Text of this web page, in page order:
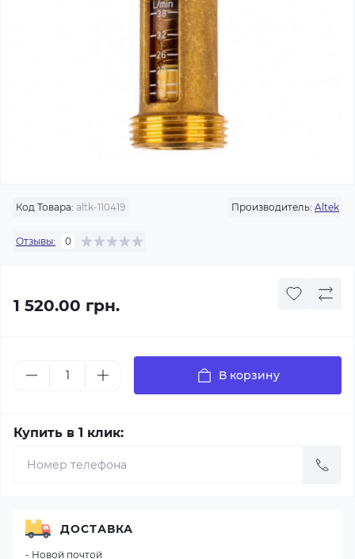
Код Товара: altk-110419 Производитель: Altek
Отзывы: 0
1 520.00 грн.
В корзину
Купить в 1 клик:
ДОСТАВКА
- Новой почтой